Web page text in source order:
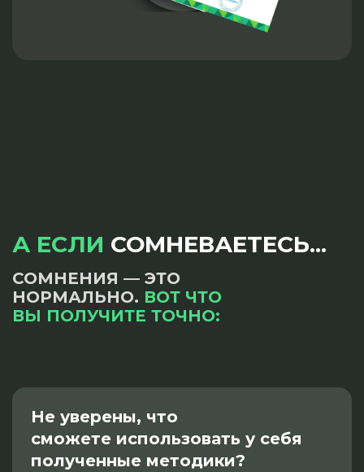
А ЕСЛИ СОМНЕВАЕТЕСЬ...
СОМНЕНИЯ — ЭТО
НОРМАЛЬНО. ВОТ ЧТО
ВЫ ПОЛУЧИТЕ ТОЧНО:
Не уверены, что
сможете использовать у себя
полученные методики?